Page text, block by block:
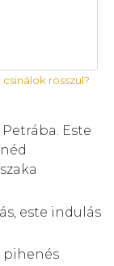
rosszul?
Este
este indulás
pihenés